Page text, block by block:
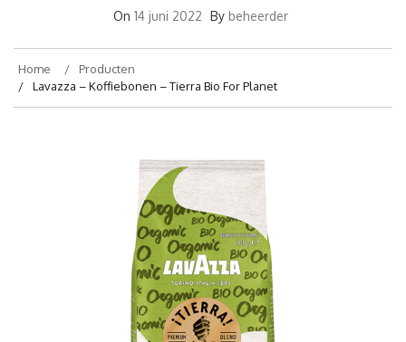
On 14 juni 2022 By beheerder
Home
Producten
Lavazza – Koffiebonen – Tierra Bio For Planet